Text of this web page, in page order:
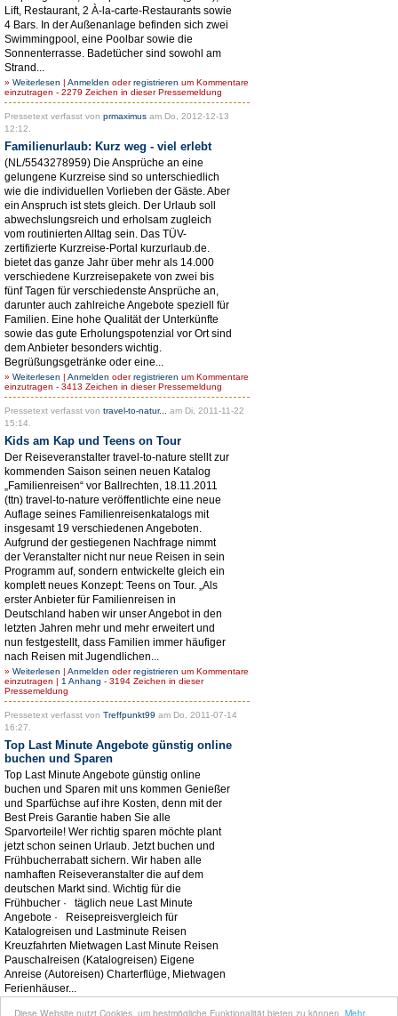
Diese Website nutzt Cookies, um bestmögliche Funktionalität bieten zu können. Mehr
Lift, Restaurant, 2 À-la-carte-Restaurants sowie
4 Bars. In der Außenanlage befinden sich zwei
Swimmingpool, eine Poolbar sowie die
Sonnenterrasse. Badetücher sind sowohl am
Strand...
» Weiterlesen | Anmelden oderregistrieren um Kommentare
einzutragen - 2279 Zeichen in dieser Pressemeldung
Pressetext verfasst von prmaximus am Do, 2012-12-13
12:12.
Familienurlaub: Kurz weg - viel erlebt
(NL/5543278959) Die Ansprüche an eine
gelungene Kurzreise sind so unterschiedlich
wie die individuellen Vorlieben der Gäste. Aber
ein Anspruch ist stets gleich. Der Urlaub soll
abwechslungsreich und erholsam zugleich
vom routinierten Alltag sein. Das TÜV-
zertifizierte Kurzreise-Portal kurzurlaub.de.
bietet das ganze Jahr über mehr als 14.000
verschiedene Kurzreisepakete von zwei bis
fünf Tagen für verschiedenste Ansprüche an,
darunter auch zahlreiche Angebote speziell für
Familien. Eine hohe Qualität der Unterkünfte
sowie das gute Erholungspotenzial vor Ort sind
dem Anbieter besonders wichtig.
Begrüßungsgetränke oder eine...
» Weiterlesen | Anmelden oderregistrieren um Kommentare
einzutragen - 3413 Zeichen in dieser Pressemeldung
Pressetext verfasst von travel-to-natur...
am Di, 2011-11-22
15:14.
Kids am Kap und Teens on Tour
Der Reiseveranstalter travel-to-nature stellt zur
kommenden Saison seinen neuen Katalog
„Familienreisen“ vor Ballrechten, 18.11.2011
(ttn) travel-to-nature veröffentlichte eine neue
Auflage seines Familienreisenkatalogs mit
insgesamt 19 verschiedenen Angeboten.
Aufgrund der gestiegenen Nachfrage nimmt
der Veranstalter nicht nur neue Reisen in sein
Programm auf, sondern entwickelte gleich ein
komplett neues Konzept: Teens on Tour. „Als
erster Anbieter für Familienreisen in
Deutschland haben wir unser Angebot in den
letzten Jahren mehr und mehr erweitert und
nun festgestellt, dass Familien immer häufiger
nach Reisen mit Jugendlichen...
» Weiterlesen | Anmelden oderregistrieren um Kommentare
einzutragen | 1 Anhang - 3194 Zeichen in dieser
Pressemeldung
Pressetext verfasst von Treffpunkt99 am Do, 2011-07-14
16:27.
Top Last Minute Angebote günstig online
buchen und Sparen
Top Last Minute Angebote günstig online
buchen und Sparen mit uns kommen Genießer
und Sparfüchse auf ihre Kosten, denn mit der
Best Preis Garantie haben Sie alle
Sparvorteile! Wer richtig sparen möchte plant
jetzt schon seinen Urlaub. Jetzt buchen und
Frühbucherrabatt sichern. Wir haben alle
namhaften Reiseveranstalter die auf dem
deutschen Markt sind. Wichtig für die
Frühbucher · täglich neue Last Minute
Angebote · Reisepreisvergleich für
Katalogreisen und Lastminute Reisen
Kreuzfahrten Mietwagen Last Minute Reisen
Pauschalreisen (Katalogreisen) Eigene
Anreise (Autoreisen) Charterflüge, Mietwagen
Ferienhäuser...
einzutragen - 1572 Zeichen in dieser Pressemeldung